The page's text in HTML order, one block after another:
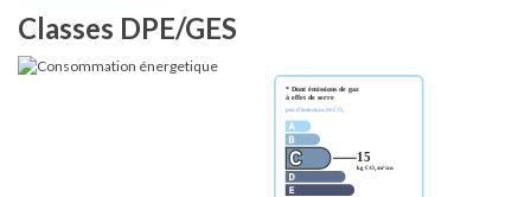
Classes DPE/GES